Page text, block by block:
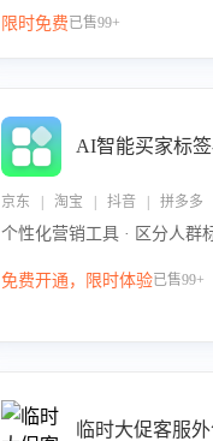
限时免费已售99+
AI智能买家标
京东 | 淘宝 | 抖音 | 拼多多
个性化营销工具 · 区分人群
免费开通，限时体验已售99+
临时大促客服